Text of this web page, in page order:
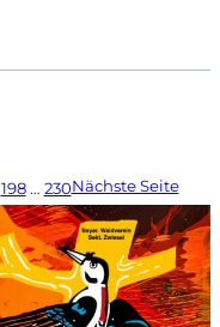
198 … 230Nächste Seite